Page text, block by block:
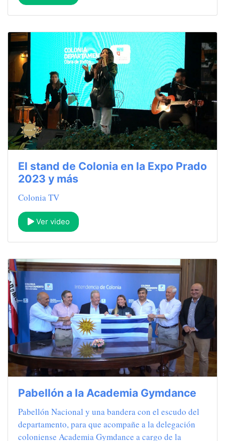
El stand de Colonia en la Expo Prado
2023 y más
Colonia TV
Ver video
Pabellón a la Academia Gymdance
Pabellón Nacional y una bandera con el escudo del
departamento, para que acompañe a la delegación
coloniense Academia Gymdance a cargo de la